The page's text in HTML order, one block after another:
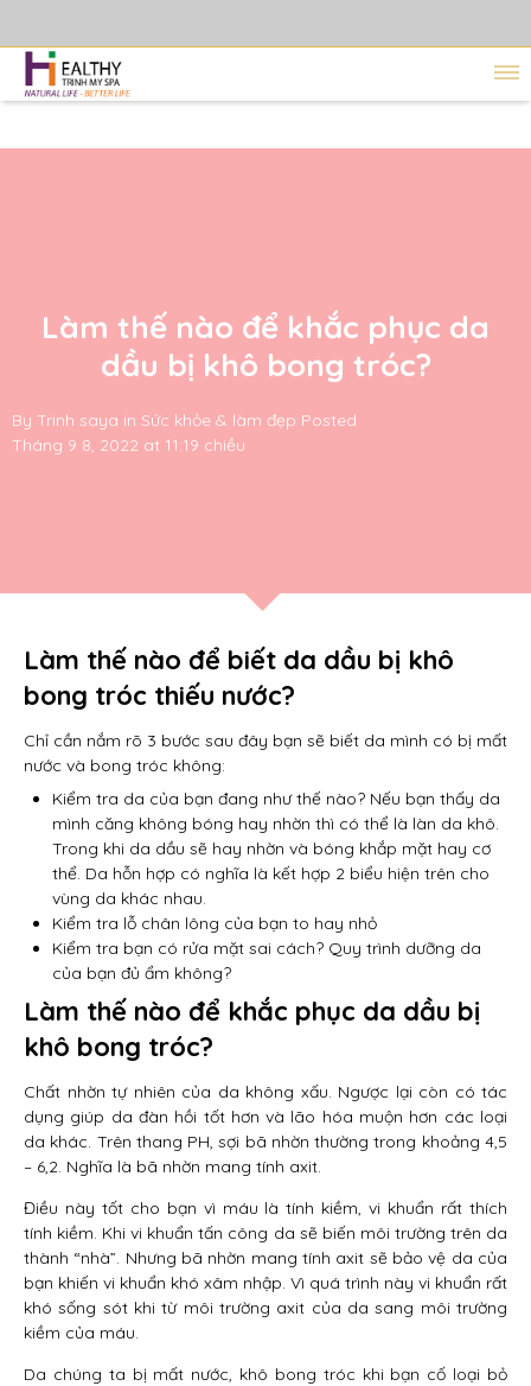
Làm thế nào để khắc phục da
dầu bị khô bong tróc?
By Trinh saya in Sức khỏe & làm đẹp Posted
Tháng 9 8, 2022 at 11:19 chiều
Làm thế nào để biết da dầu bị khô
bong tróc thiếu nước?
Chỉ cần nắm rõ 3 bước sau đây bạn sẽ biết da mình có bị mất
nước và bong tróc không:
Kiểm tra da của bạn đang như thế nào? Nếu bạn thấy da
mình căng không bóng hay nhờn thì có thể là làn da khô.
Trong khi da dầu sẽ hay nhờn và bóng khắp mặt hay cơ
thể. Da hỗn hợp có nghĩa là kết hợp 2 biểu hiện trên cho
vùng da khác nhau.
Kiểm tra lỗ chân lông của bạn to hay nhỏ
Kiểm tra bạn có rửa mặt sai cách? Quy trình dưỡng da
của bạn đủ ẩm không?
Làm thế nào để khắc phục da dầu bị
khô bong tróc?
Chất nhờn tự nhiên của da không xấu. Ngược lại còn có tác
dụng giúp da đàn hồi tốt hơn và lão hóa muộn hơn các loại
da khác. Trên thang PH, sợi bã nhờn thường trong khoảng 4,5
– 6,2. Nghĩa là bã nhờn mang tính axit.
Điều này tốt cho bạn vì máu là tính kiềm, vi khuẩn rất thích
tính kiềm. Khi vi khuẩn tấn công da sẽ biến môi trường trên da
thành “nhà”. Nhưng bã nhờn mang tính axit sẽ bảo vệ da của
bạn khiến vi khuẩn khó xâm nhập. Vì quá trình này vi khuẩn rất
khó sống sót khi từ môi trường axit của da sang môi trường
kiềm của máu.
Da chúng ta bị mất nước, khô bong tróc khi bạn cố loại bỏ